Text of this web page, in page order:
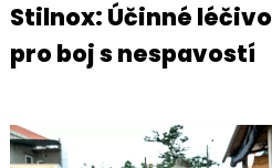
Stilnox: Účinné léčivo
pro boj s nespavostí